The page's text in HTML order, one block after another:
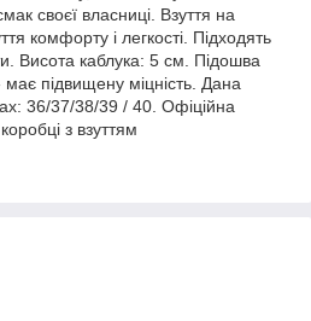
своєї власниці. Взуття на
комфорту і легкості. Підходять
Висота каблука: 5 см. Підошва
підвищену міцність. Дана
36/37/38/39 / 40. Офіційна
з взуттям